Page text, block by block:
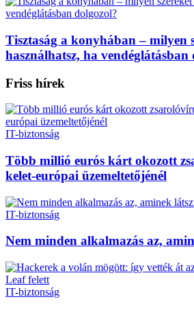
Tisztaság a konyhában – milyen
használhatsz, ha vendéglátásban
Friss hírek
IT-biztonság
Több millió eurós kárt okozott
kelet-európai üzemeltetőjénél
IT-biztonság
Nem minden alkalmazás az,
IT-biztonság